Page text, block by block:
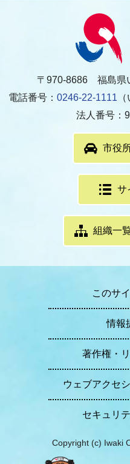
〒970-8686 福島県
電話番号： 0246-22-1111
法人番号：
市役
サ
組織一
このサ
情報
著作権・
ウェブアクセ
セキュリ
Copyright (c) Iwaki